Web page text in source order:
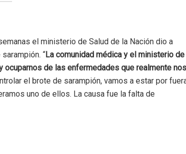
el ministerio de Salud de la Nación dio a
“La comunidad médica y el ministerio de
ocuparnos de las enfermedades que realmente nos
el brote de sarampión, vamos a estar por
uno de ellos. La causa fue la falta de